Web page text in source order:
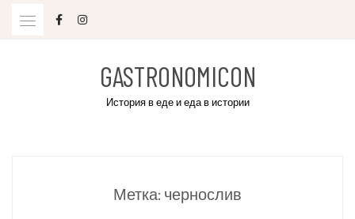
GASTRONOMICON
История в еде и еда в истории
Метка: чернослив